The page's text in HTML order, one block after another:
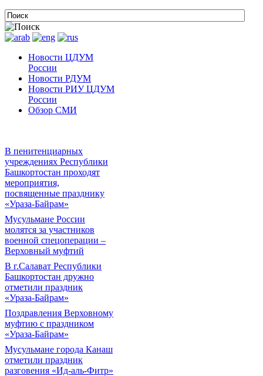
Новости ЦДУМ
России
Новости РДУМ
Новости РИУ ЦДУМ
России
Обзор СМИ
В пенитенциарных
учреждениях Республики
Башкортостан проходят
мероприятия,
посвященные празднику
«Ураза-Байрам»
Мусульмане России
молятся за участников
военной спецоперации –
Верховный муфтий
В г.Салават Республики
Башкортостан дружно
отметили праздник
«Ураза-Байрам»
Поздравления Верховному
муфтию с праздником
«Ураза-Байрам»
Мусульмане города Канаш
отметили праздник
разговения «Ид-аль-Фитр»